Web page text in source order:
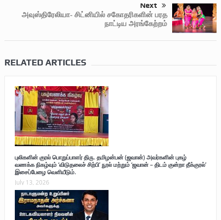
Next
அவுஸ்திரேலியா- சிட்னியில் சகோதரிகளின் பரத
நாட்டிய அரங்கேற்றம்
RELATED ARTICLES
புலிகளின் குரல் பொறுப்பாளர் திரு. தமிழன்பன் (ஜவான்) அவர்களின் புகழ்
வணக்க நிகழ்வும் ‘விடுதலைச் சிற்பி’ நூல் மற்றும் ‘ஜவான் – திடம் குன்றா தீக்குரல்’
இசைப்பேழை வெளியீடும்.
July 13, 2026